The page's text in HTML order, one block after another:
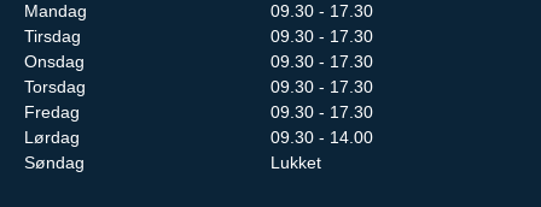
Mandag
09.30 - 17.30
Tirsdag
09.30 - 17.30
Onsdag
09.30 - 17.30
Torsdag
09.30 - 17.30
Fredag
09.30 - 17.30
Lørdag
09.30 - 14.00
Søndag
Lukket